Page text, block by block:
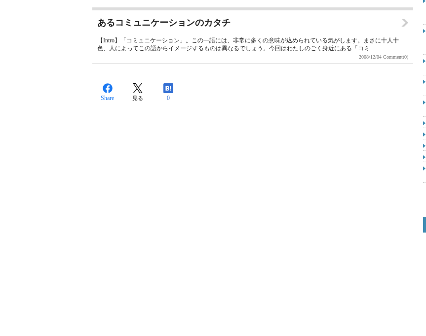
あるコミュニケーションのカタチ
【Intro】「コミュニケーション」。この一語には、非常に多くの意味が込められている気がします。まさに十人十
色、人によってこの語からイメージするものは異なるでしょう。今回はわたしのごく身近にある「コミ...
2008/12/04 Comment(0)
Share 見る 0